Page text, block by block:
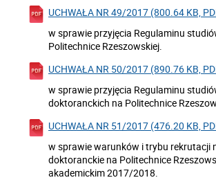
UCHWAŁA NR 49/2017 (800.64 KB,
w sprawie przyjęcia Regulaminu
Politechnice Rzeszowskiej.
UCHWAŁA NR 50/2017 (890.76 KB,
w sprawie przyjęcia Regulaminu
doktoranckich na Politechnice
UCHWAŁA NR 51/2017 (476.20 KB,
w sprawie warunków i trybu rekrutacji
doktoranckie na Politechnice
akademickim 2017/2018.